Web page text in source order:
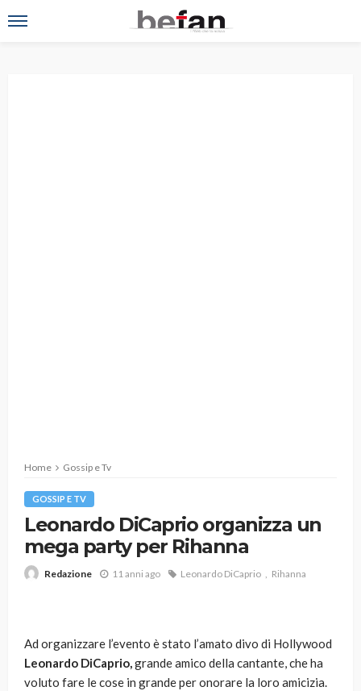
Home Gossip e Tv
GOSSIP E TV
Leonardo DiCaprio organizza un
mega party per Rihanna
Redazione 11 anni ago Leonardo DiCaprio Rihanna
Ad organizzare l’evento è stato l’amato divo di Hollywood
Leonardo DiCaprio,grande amico della cantante, che ha
voluto fare le cose in grande per onorare la loro amicizia.